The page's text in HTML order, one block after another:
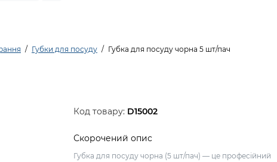
Губки для посуду Губка для посуду чорна 5 шт/пач
Код товару: D15002
Скорочений опис
Губка для посуду чорна (5 шт/пач) — це професійний